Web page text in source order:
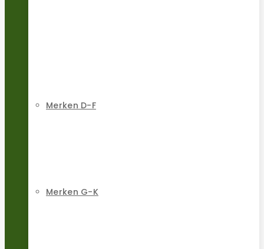
Merken D-F
Merken G-K